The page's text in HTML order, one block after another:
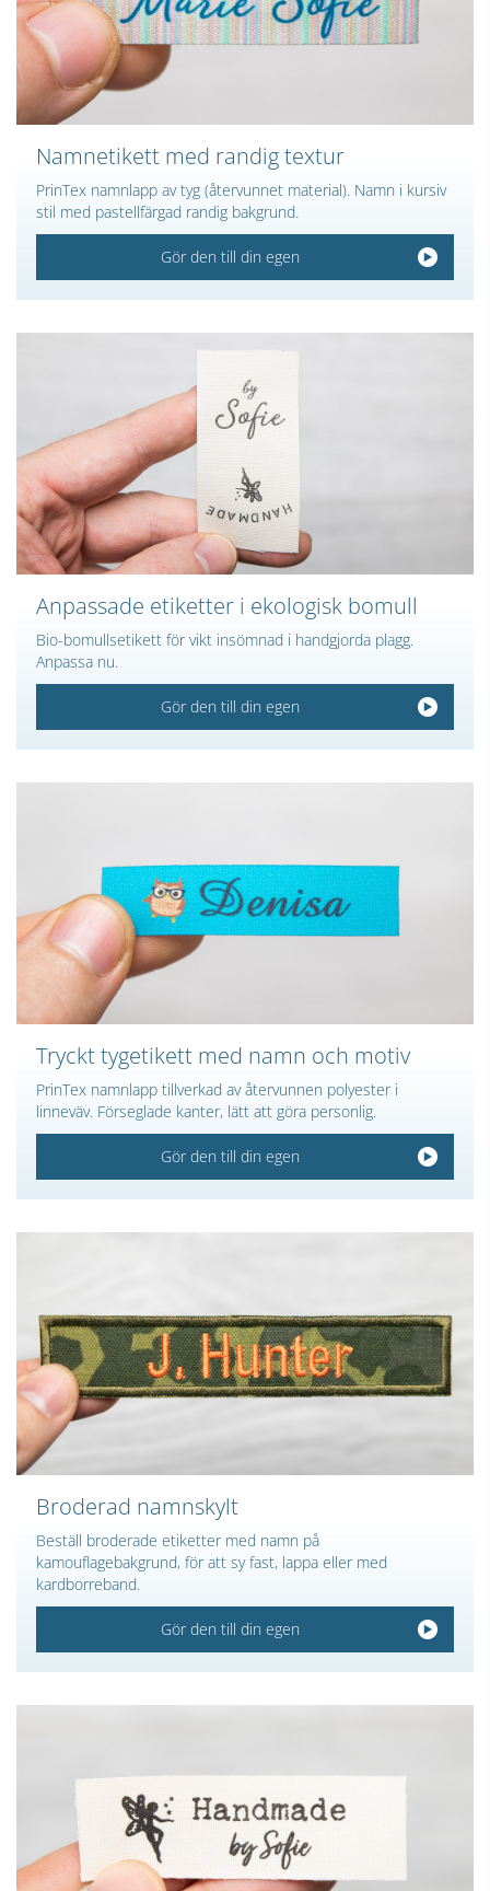
Namnetikett med randig textur
PrinTex namnlapp av tyg (återvunnet material). Namn i kursiv
stil med pastellfärgad randig bakgrund.
Gör den till din egen
Anpassade etiketter i ekologisk bomull
Bio-bomullsetikett för vikt insömnad i handgjorda plagg.
Anpassa nu.
Gör den till din egen
Tryckt tygetikett med namn och motiv
PrinTex namnlapp tillverkad av återvunnen polyester i
linneväv. Förseglade kanter, lätt att göra personlig.
Gör den till din egen
Broderad namnskylt
Beställ broderade etiketter med namn på
kamouflagebakgrund, för att sy fast, lappa eller med
kardborreband.
Gör den till din egen